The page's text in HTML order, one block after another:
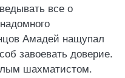
все о
Амадей нащупал
завоевать доверие.
шахматистом.